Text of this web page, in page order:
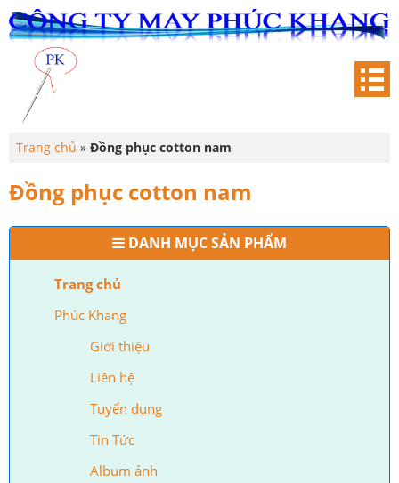
DANH MỤC SẢN PHẨM
Trang chủ
Phúc Khang
Giới thiệu
Liên hệ
Tuyển dụng
Tin Tức
Album ảnh
Trang chủ » Đồng phục cotton nam
Đồng phục cotton nam